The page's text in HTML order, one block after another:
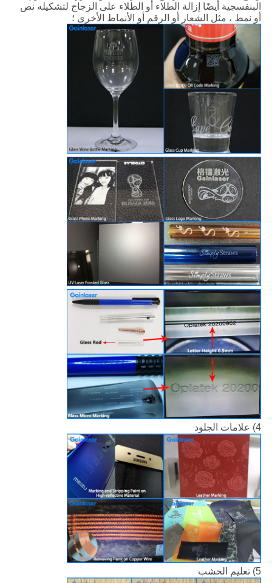
البنفسجية أيضًا إزالة الطلاء أو الطلاء على الزجاج لتشكيله نص
أو نمط ، مثل الشعار أو الرقم أو الأنماط الأخرى ؛
4) علامات الجلود
5) تعليم الخشب